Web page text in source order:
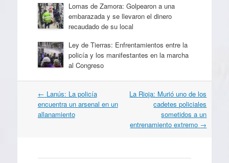
Lomas de Zamora: Golpearon a una
embarazada y se llevaron el dinero
recaudado de su local
Ley de Tierras: Enfrentamientos entre la
policía y los manifestantes en la marcha
al Congreso
Navegación
por
artículos
← Lanús: La policía
encuentra un arsenal en un
allanamiento
La Rioja: Murió uno de los
cadetes policiales
sometidos a un
entrenamiento extremo →